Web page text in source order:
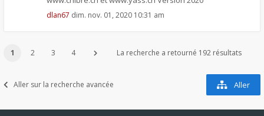
dlan67 dim. nov. 01, 2020 10:31 am
1 2 3 4 La recherche a retourné 192 résultats
Aller sur la recherche avancée Aller